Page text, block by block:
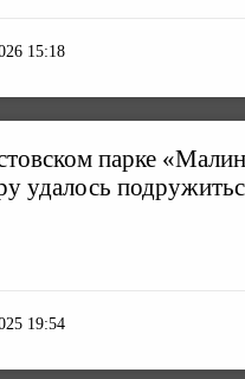
15:18
парке
удалось
19:54